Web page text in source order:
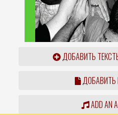
ДОБАВИТЬ
ДОБАВИТЬ
ADD AN